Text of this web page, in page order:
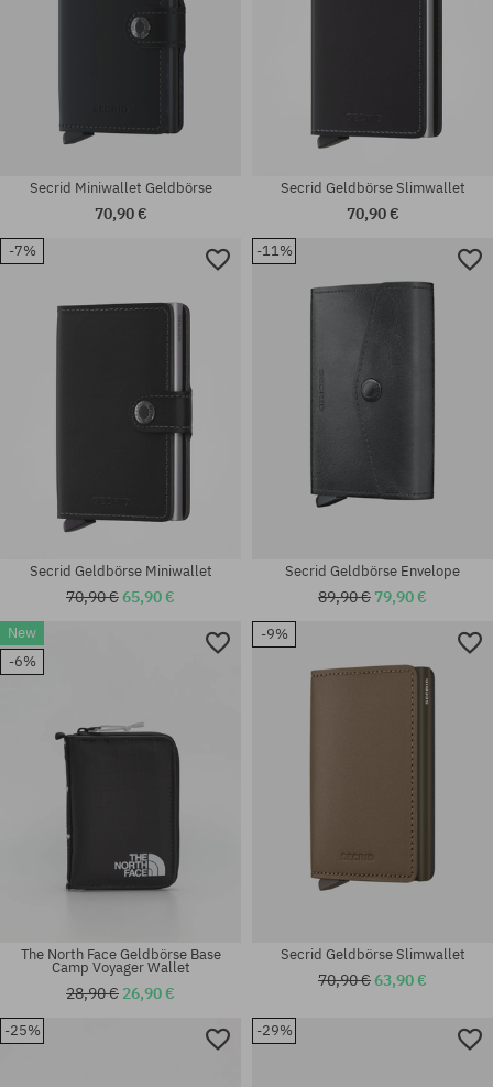
Secrid Miniwallet Geldbörse
70,90 €
Secrid Geldbörse Slimwallet
70,90 €
-7%
Secrid Geldbörse Miniwallet
70,90 €65,90 €
-11%
Secrid Geldbörse Envelope
89,90 € 79,90 €
New
-6%
The North Face Geldbörse Base
Camp Voyager Wallet
28,90 € 26,90 €
-9%
Secrid Geldbörse Slimwallet
70,90 €63,90 €
-25% -29%